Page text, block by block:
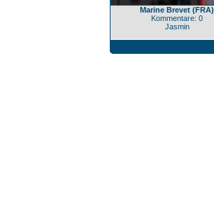
Marine Brevet (FRA)
Kommentare: 0
Jasmin